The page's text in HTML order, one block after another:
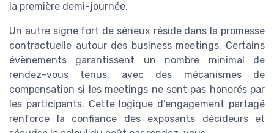
la première demi-journée.
Un autre signe fort de sérieux réside dans la promesse
contractuelle autour des business meetings. Certains
évènements garantissent un nombre minimal de
rendez-vous tenus, avec des mécanismes de
compensation si les meetings ne sont pas honorés par
les participants. Cette logique d’engagement partagé
renforce la confiance des exposants décideurs et